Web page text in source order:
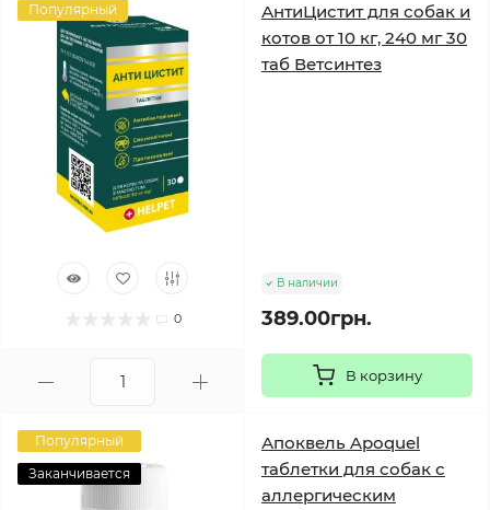
Популярный
0
АнтиЦистит для собак и
котов от 10 кг, 240 мг 30
таб Ветсинтез
В наличии
389.00грн.
В корзину
Популярный
Заканчивается
Апоквель Apoquel
таблетки для собак с
аллергическим